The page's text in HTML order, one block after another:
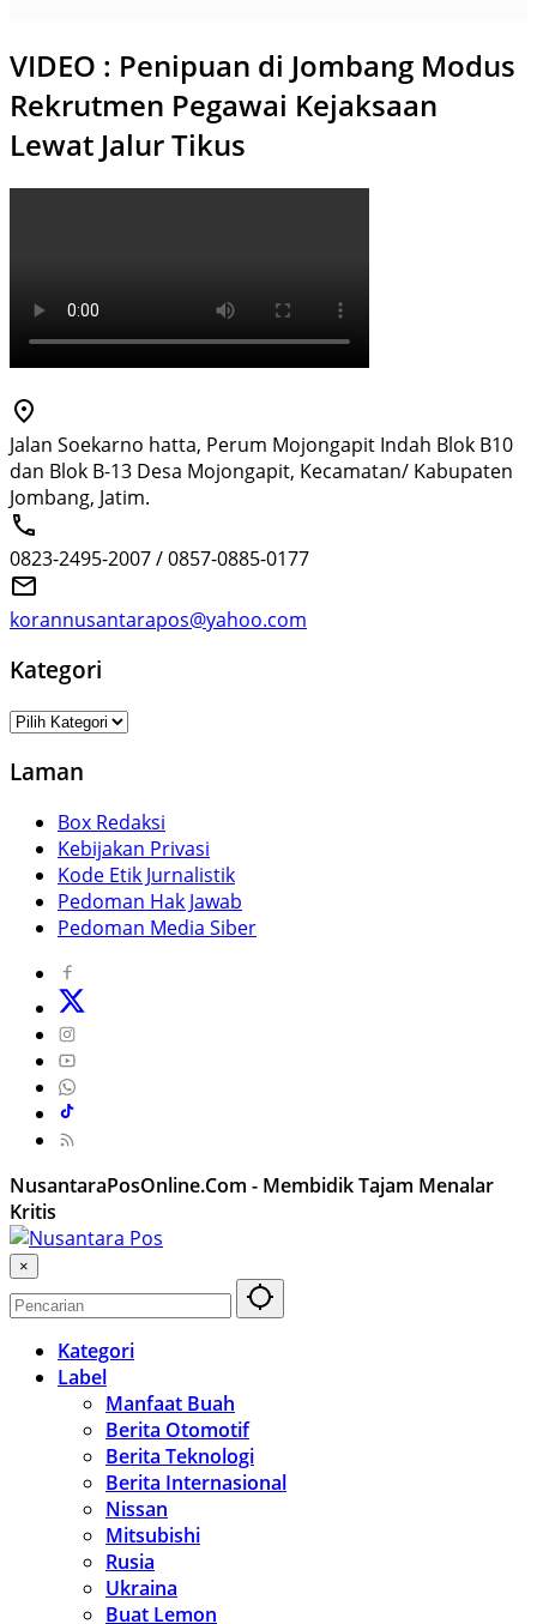
VIDEO : Penipuan di Jombang Modus
Rekrutmen Pegawai Kejaksaan
Lewat Jalur Tikus
Jalan Soekarno hatta, Perum Mojongapit Indah Blok B10
dan Blok B-13 Desa Mojongapit, Kecamatan/ Kabupaten
Jombang, Jatim.
0823-2495-2007 / 0857-0885-0177
korannusantarapos@yahoo.com
Kategori
Kategori
Laman
Box Redaksi
Kebijakan Privasi
Kode Etik Jurnalistik
Pedoman Hak Jawab
Pedoman Media Siber
NusantaraPosOnline.Com - Membidik Tajam Menalar
Kritis
×
Kategori
Label
Manfaat Buah
Berita Otomotif
Berita Teknologi
Berita Internasional
Nissan
Mitsubishi
Rusia
Ukraina
Buat Lemon